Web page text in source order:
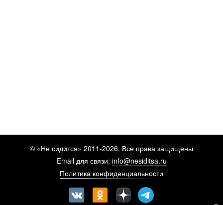
© «Не сидится» 2011-2026. Все права защищены
Email для связи: info@nesiditsa.ru
Политика конфиденциальности